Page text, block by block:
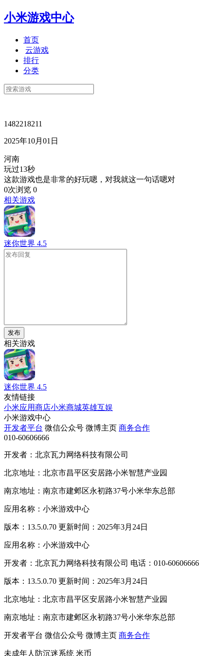
小米游戏中心
首页
云游戏
排行
分类
1482218211
2025年10月01日
河南
玩过13秒
这款游戏也是非常的好玩嗯，对我就这一句话嗯对
0次浏览 0
相关游戏
迷你世界 4.5
发布
相关游戏
迷你世界 4.5
友情链接
小米应用商店小米商城英雄互娱
小米游戏中心
开发者平台 微信公众号 微博主页 商务合作
010-60606666
开发者：北京瓦力网络科技有限公司
北京地址：北京市昌平区安居路小米智慧产业园
南京地址：南京市建邺区永初路37号小米华东总部
应用名称：小米游戏中心
版本：13.5.0.70 更新时间：2025年3月24日
应用名称：小米游戏中心
开发者：北京瓦力网络科技有限公司 电话：010-60606666
版本：13.5.0.70 更新时间：2025年3月24日
北京地址：北京市昌平区安居路小米智慧产业园
南京地址：南京市建邺区永初路37号小米华东总部
开发者平台 微信公众号 微博主页 商务合作
未成年人防沉迷系统 米币